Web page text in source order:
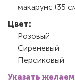
макарунс (35
Цвет:
Розовый
Сиреневый
Персиковый
Указать